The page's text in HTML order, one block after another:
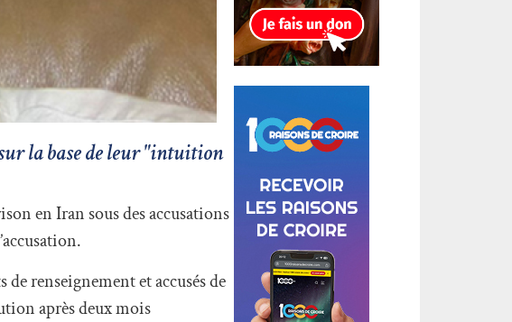
la base de leur "intuition
en Iran sous des accusations
de renseignement et accusés de
après deux mois